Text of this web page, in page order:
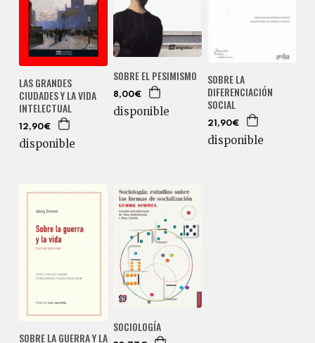
LAS GRANDES
CIUDADES Y LA VIDA
INTELECTUAL
12,90€
disponible
SOBRE EL PESIMISMO
8,00€
disponible
SOBRE LA
DIFERENCIACIÓN
SOCIAL
21,90€
disponible
SOBRE LA GUERRA Y LA
SOCIOLOGÍA